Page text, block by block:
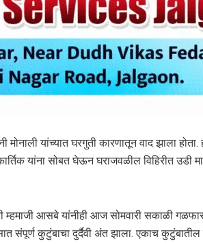
मोनाली यांच्यात घरगुती कारणातून वाद झाला
यांना सोबत घेऊन घराजवळील विहिरीत उडी
म्हमाजी आसबे यांनीही आज सोमवारी सकाळी
संपूर्ण कुटुंबाचा दुर्दैवी अंत झाला. एकाच